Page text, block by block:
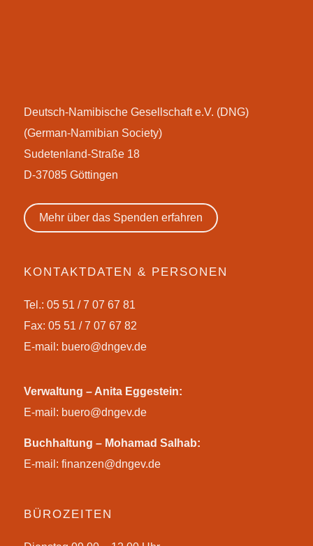
Deutsch-Namibische Gesellschaft e.V. (DNG)
(German-Namibian Society)
Sudetenland-Straße 18
D-37085 Göttingen
Mehr über das Spenden erfahren
KONTAKTDATEN & PERSONEN
Tel.: 05 51 / 7 07 67 81
Fax: 05 51 / 7 07 67 82
E-mail: buero@dngev.de
Verwaltung – Anita Eggestein:
E-mail: buero@dngev.de
Buchhaltung – Mohamad Salhab:
E-mail: finanzen@dngev.de
BÜROZEITEN